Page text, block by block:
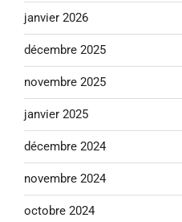
janvier 2026
décembre 2025
novembre 2025
janvier 2025
décembre 2024
novembre 2024
octobre 2024